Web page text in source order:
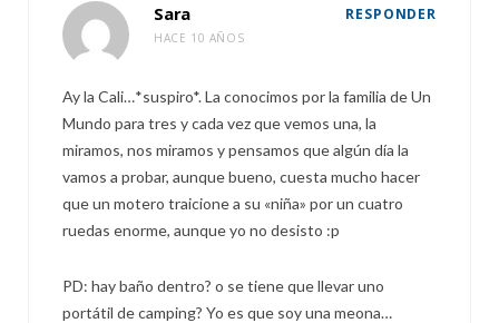
Sara
HACE 10 AÑOS
RESPONDER
Ay la Cali…*suspiro*. La conocimos por la familia de Un
Mundo para tres y cada vez que vemos una, la
miramos, nos miramos y pensamos que algún día la
vamos a probar, aunque bueno, cuesta mucho hacer
que un motero traicione a su «niña» por un cuatro
ruedas enorme, aunque yo no desisto :p
PD: hay baño dentro? o se tiene que llevar uno
portátil de camping? Yo es que soy una meona…